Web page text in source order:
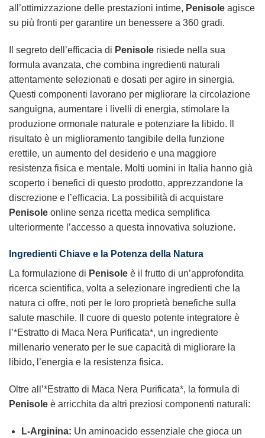
all’ottimizzazione delle prestazioni intime, Penisole agisce
su più fronti per garantire un benessere a 360 gradi.
Il segreto dell’efficacia di Penisole risiede nella sua
formula avanzata, che combina ingredienti naturali
attentamente selezionati e dosati per agire in sinergia.
Questi componenti lavorano per migliorare la circolazione
sanguigna, aumentare i livelli di energia, stimolare la
produzione ormonale naturale e potenziare la libido. Il
risultato è un miglioramento tangibile della funzione
erettile, un aumento del desiderio e una maggiore
resistenza fisica e mentale. Molti uomini in Italia hanno già
scoperto i benefici di questo prodotto, apprezzandone la
discrezione e l’efficacia. La possibilità di acquistare
Penisole online senza ricetta medica semplifica
ulteriormente l’accesso a questa innovativa soluzione.
Ingredienti Chiave e la Potenza della Natura
La formulazione di Penisole è il frutto di un’approfondita
ricerca scientifica, volta a selezionare ingredienti che la
natura ci offre, noti per le loro proprietà benefiche sulla
salute maschile. Il cuore di questo potente integratore è
l’*Estratto di Maca Nera Purificata*, un ingrediente
millenario venerato per le sue capacità di migliorare la
libido, l’energia e la resistenza fisica.
Oltre all’*Estratto di Maca Nera Purificata*, la formula di
Penisole è arricchita da altri preziosi componenti naturali:
L-Arginina: Un aminoacido essenziale che gioca un